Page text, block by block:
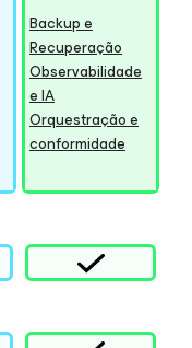
Backup e
Recuperação
Observabilidade
e IA
Orquestração e
conformidade